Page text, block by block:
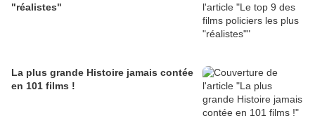
"réalistes"
La plus grande Histoire jamais contée
en 101 films !